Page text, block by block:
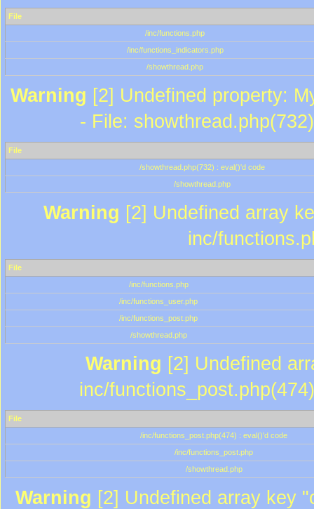
File
/inc/functions.php
/inc/functions_indicators.php
/showthread.php
Warning [2] Undefined property:
- File:
File
/showthread.php(732) : eval()'d code
/showthread.php
Warning [2] Undefined array
inc/
File
/inc/functions.php
/inc/functions_user.php
/inc/functions_post.php
/showthread.php
Warning [2] Undefined
inc/
File
/inc/functions_post.php(474) : eval()'d code
/inc/functions_post.php
/showthread.php
Warning [2] Undefined array key